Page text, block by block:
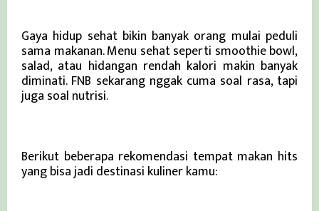
Gaya hidup sehat bikin banyak orang mulai peduli
sama makanan. Menu sehat seperti smoothie bowl,
salad, atau hidangan rendah kalori makin banyak
diminati. FNB sekarang nggak cuma soal rasa, tapi
juga soal nutrisi.
Berikut beberapa rekomendasi tempat makan hits
yang bisa jadi destinasi kuliner kamu: